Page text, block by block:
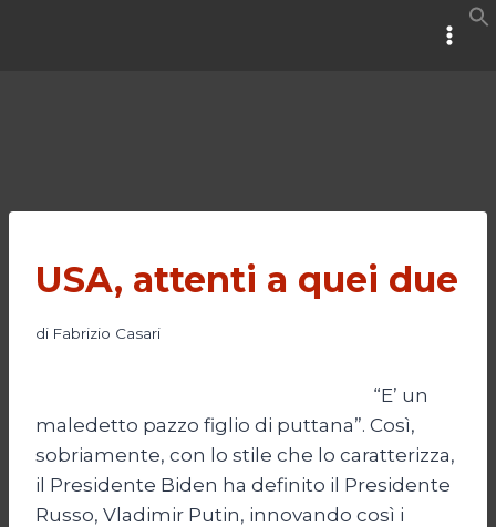
USA, attenti a quei due
di Fabrizio Casari
“E’ un
maledetto pazzo figlio di puttana”. Così,
sobriamente, con lo stile che lo caratterizza,
il Presidente Biden ha definito il Presidente
Russo, Vladimir Putin, innovando così i